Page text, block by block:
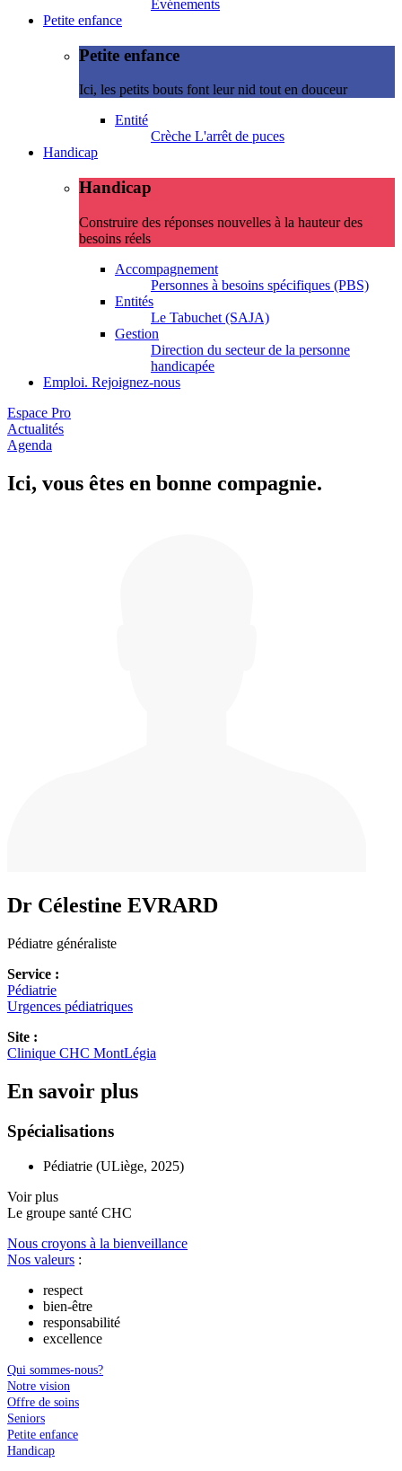
Evénements
Petite enfance
Petite enfance
Ici, les petits bouts font leur nid tout en douceur
Entité
Crèche L'arrêt de puces
Handicap
Handicap
Construire des réponses nouvelles à la hauteur des
besoins réels
Accompagnement
Personnes à besoins spécifiques (PBS)
Entités
Le Tabuchet (SAJA)
Gestion
Direction du secteur de la personne
handicapée
Emploi. Rejoignez-nous
Espace Pro
Actualités
Agenda
Ici, vous êtes en bonne compagnie.
Dr Célestine EVRARD
Pédiatre généraliste
Service :
Pédiatrie
Urgences pédiatriques
Site :
Clinique CHC MontLégia
En savoir plus
Spécialisations
Pédiatrie (ULiège, 2025)
Voir plus
Le groupe santé CHC
Nous croyons à la bienveillance
Nos valeurs :
respect
bien-être
responsabilité
excellence
Qui sommes-nous?
Notre vision
Offre de soins
Seniors
Petite enfance
Handicap